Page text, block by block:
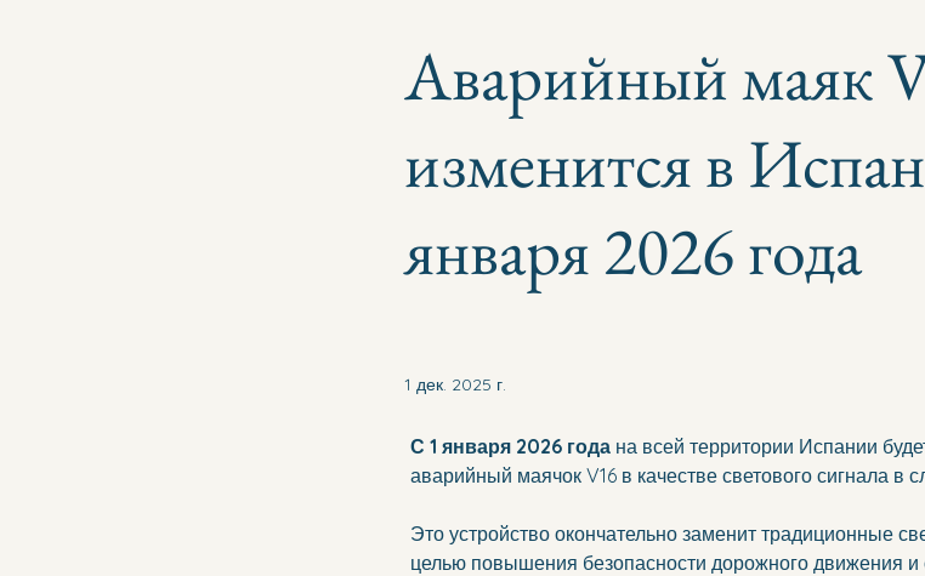
Аварийный маяк
изменится в
января 2026 года
1 дек. 2025 г.
С 1 января 2026 года на всей территории Испании
аварийный маячок V16 в качестве светового сигнала в
Это устройство окончательно заменит традиционные
целью повышения безопасности дорожного движения и